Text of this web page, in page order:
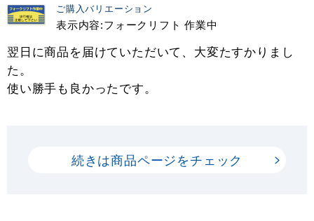
ご購入バリエーション
表示内容:フォークリフト 作業中
翌日に商品を届けていただいて、大変たすかりまし
た。
使い勝手も良かったです。
続きは商品ページをチェック